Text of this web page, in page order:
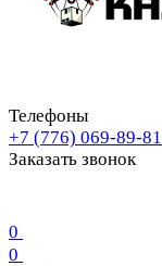
Телефоны
+7 (776) 069-89-81
Заказать звонок
0
0